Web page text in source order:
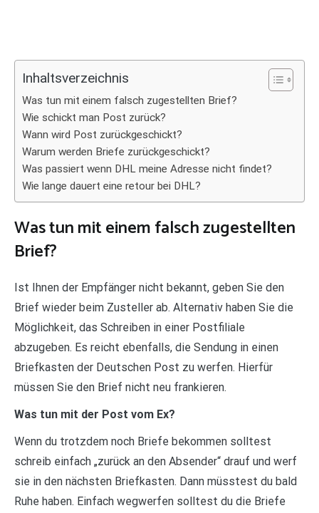
Inhaltsverzeichnis
Was tun mit einem falsch zugestellten Brief?
Wie schickt man Post zurück?
Wann wird Post zurückgeschickt?
Warum werden Briefe zurückgeschickt?
Was passiert wenn DHL meine Adresse nicht findet?
Wie lange dauert eine retour bei DHL?
Was tun mit einem falsch zugestellten
Brief?
Ist Ihnen der Empfänger nicht bekannt, geben Sie den
Brief wieder beim Zusteller ab. Alternativ haben Sie die
Möglichkeit, das Schreiben in einer Postfiliale
abzugeben. Es reicht ebenfalls, die Sendung in einen
Briefkasten der Deutschen Post zu werfen. Hierfür
müssen Sie den Brief nicht neu frankieren.
Was tun mit der Post vom Ex?
Wenn du trotzdem noch Briefe bekommen solltest
schreib einfach „zurück an den Absender“ drauf und werf
sie in den nächsten Briefkasten. Dann müsstest du bald
Ruhe haben. Einfach wegwerfen solltest du die Briefe